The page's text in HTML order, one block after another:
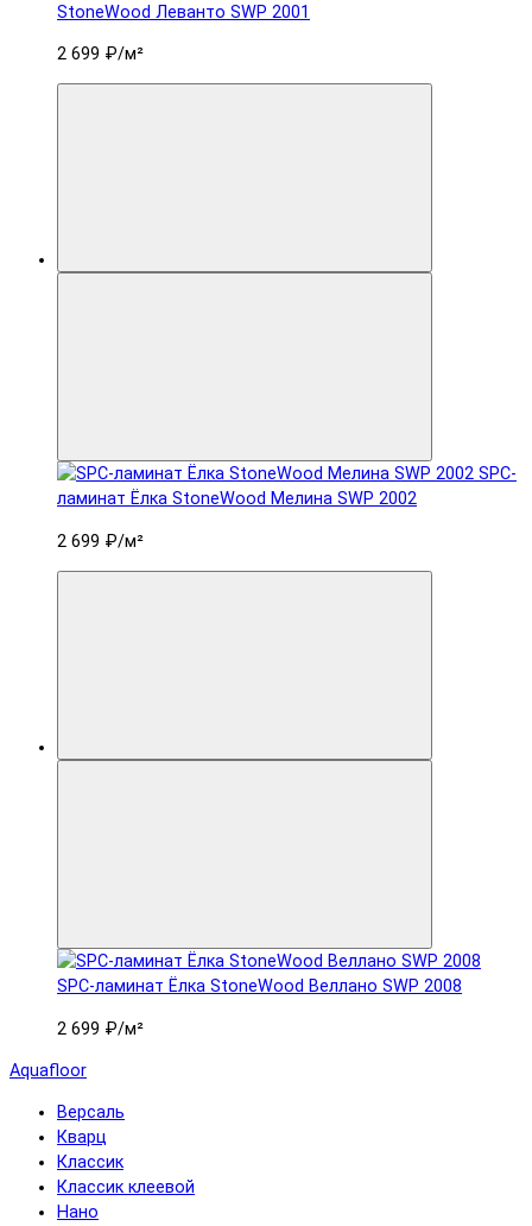
StoneWood Леванто SWP 2001
2 699 ₽/м²
SPC-
ламинат Ëлка StoneWood Мелина SWP 2002
2 699 ₽/м²
SPC-ламинат Ëлка StoneWood Веллано SWP 2008
2 699 ₽/м²
Aquafloor
Версаль
Кварц
Классик
Классик клеевой
Нано